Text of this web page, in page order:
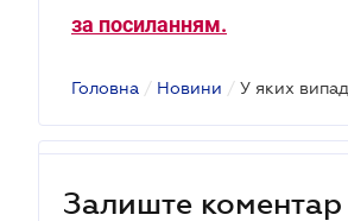
за посиланням.
Головна / Новини /
Залиште коментар